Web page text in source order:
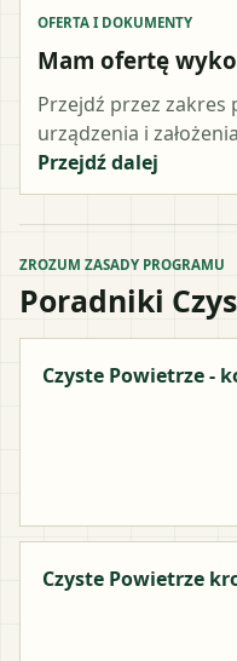
OFERTA I DOKUMENTY
Mam ofertę
Przejdź przez zakres
urządzenia i
Przejdź dalej
ZROZUM ZASADY PROGRAMU
Poradniki
Czyste Powietrze -
Czyste Powietrze